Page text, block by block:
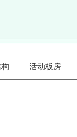
活动板房